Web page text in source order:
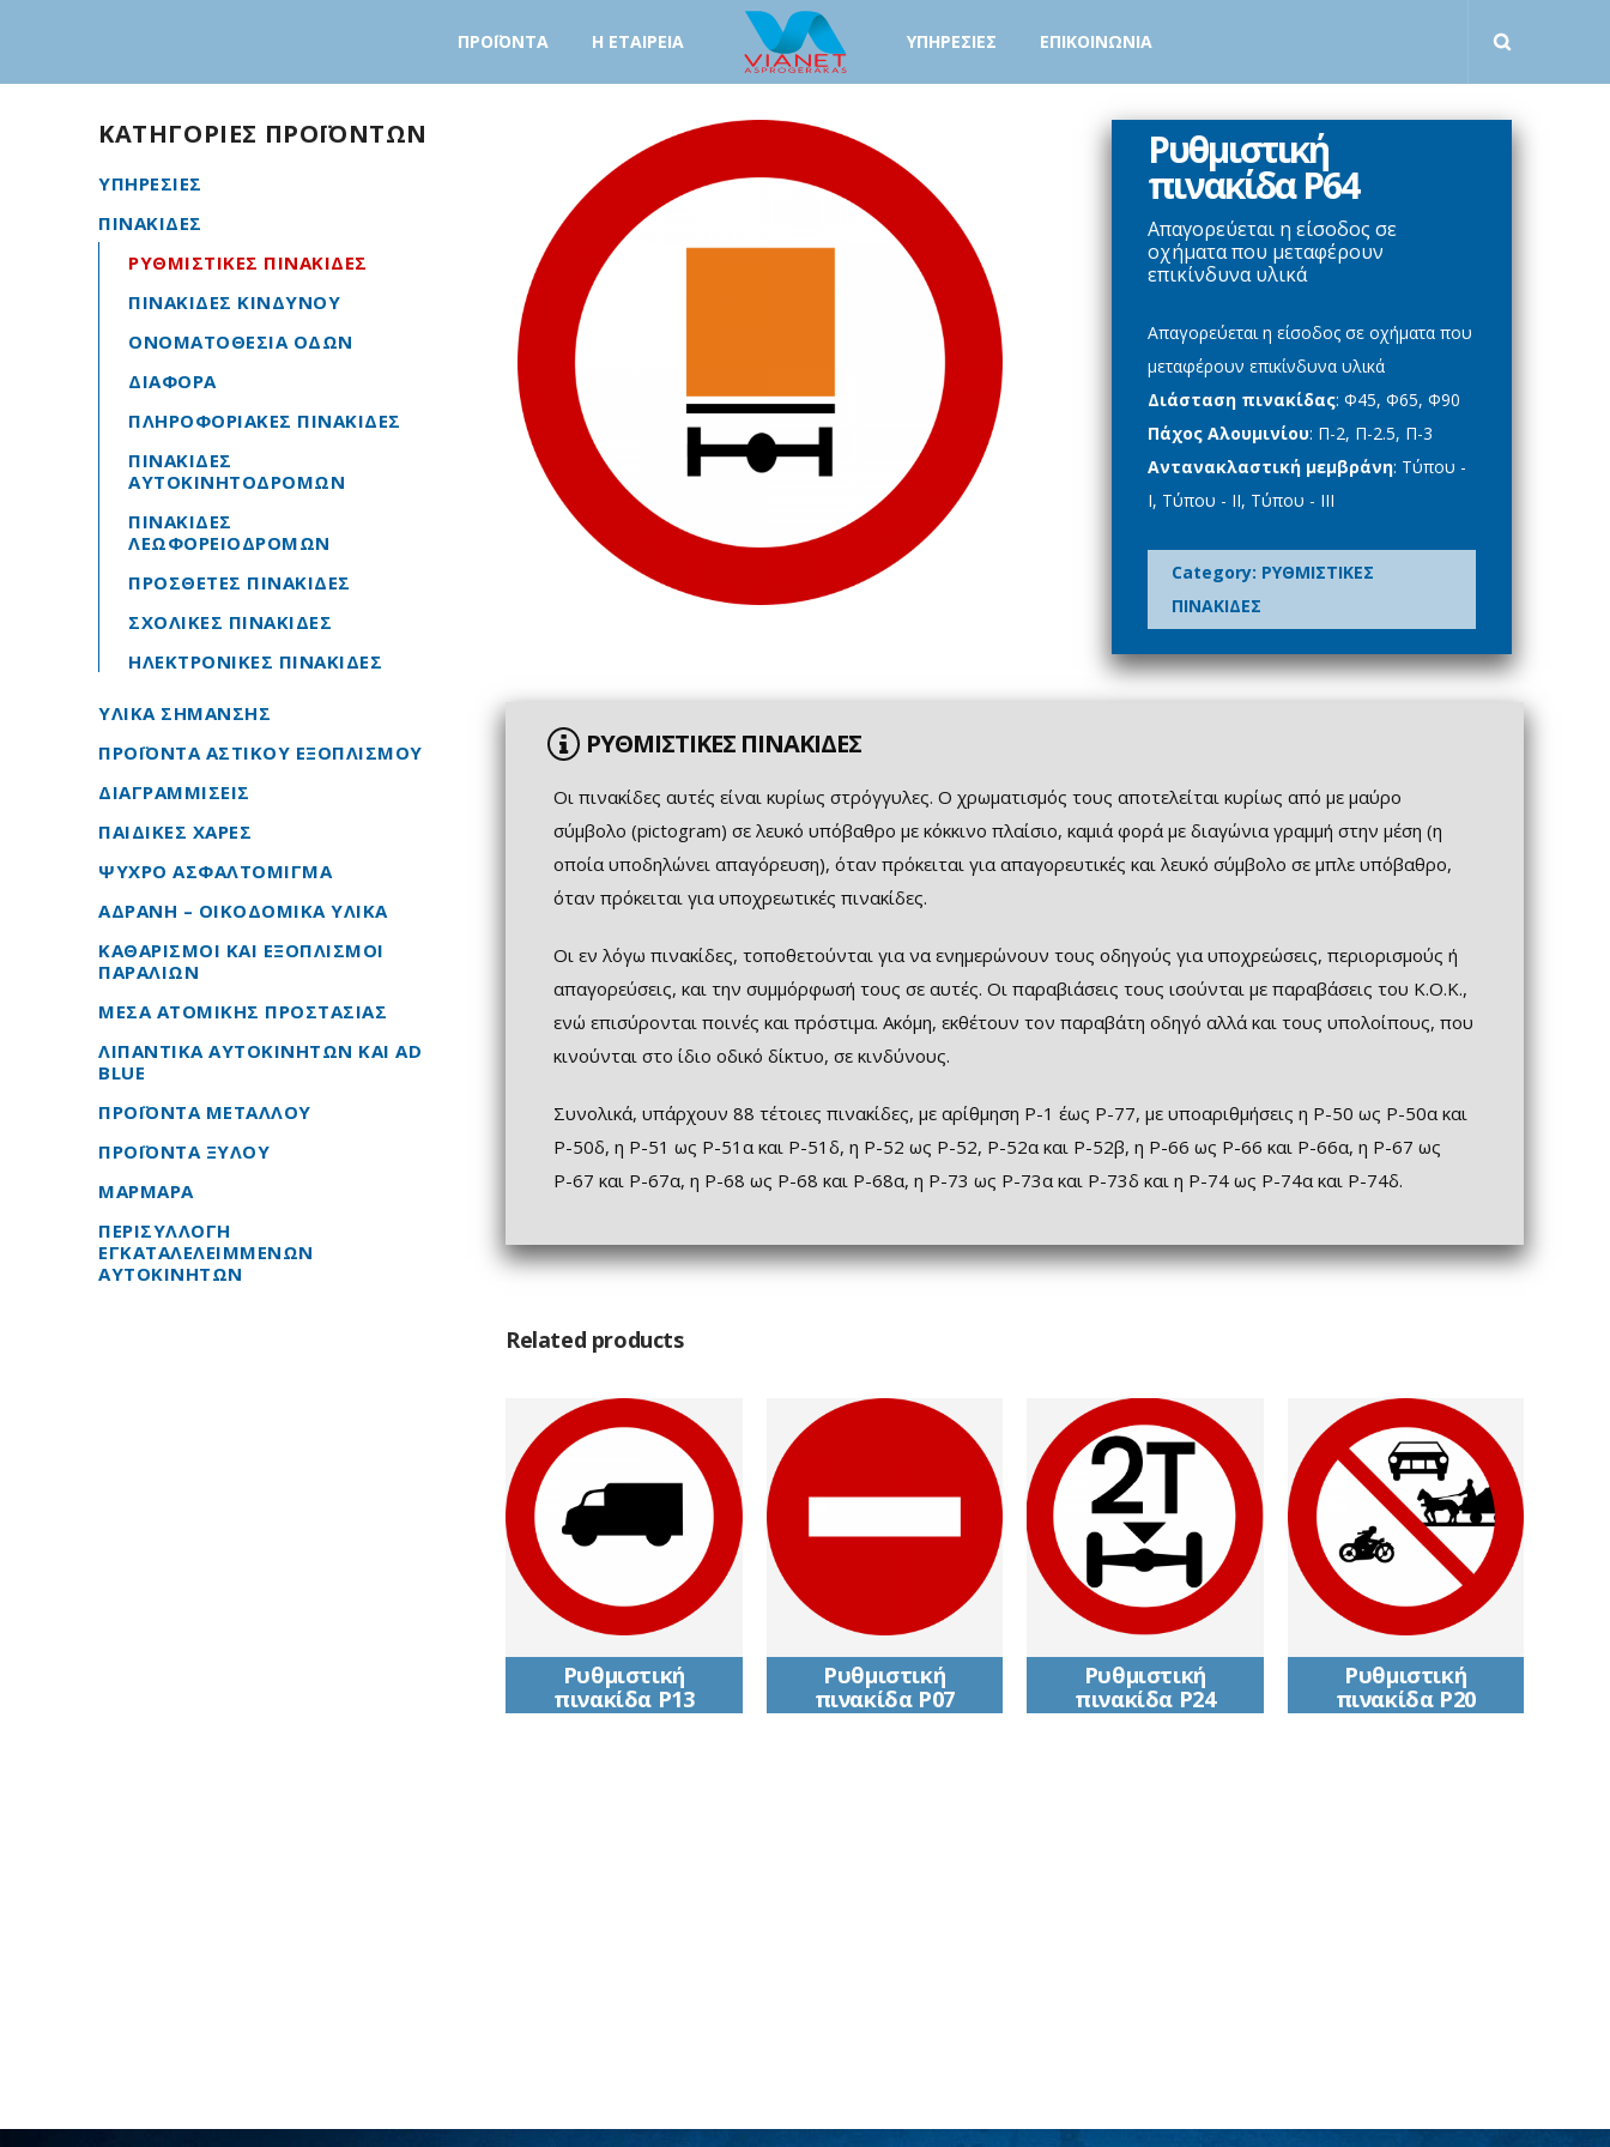
ΠΡΟΪΟΝΤΑ Η ΕΤΑΙΡΕΙΑ ΥΠΗΡΕΣΙΕΣ ΕΠΙΚΟΙΝΩΝΙΑ
Ρυθμιστική
πινακίδα Ρ64
Απαγορεύεται η είσοδος σε
οχήματα που μεταφέρουν
επικίνδυνα υλικά
Απαγορεύεται η είσοδος σε οχήματα που
μεταφέρουν επικίνδυνα υλικά
Διάσταση πινακίδας: Φ45, Φ65, Φ90
Πάχος Αλουμινίου: Π-2, Π-2.5, Π-3
Αντανακλαστική μεμβράνη: Τύπου -
Ι, Τύπου - ΙΙ, Τύπου - ΙΙΙ
Category: ΡΥΘΜΙΣΤΙΚΕΣ
ΠΙΝΑΚΙΔΕΣ
ΡΥΘΜΙΣΤΙΚΕΣ ΠΙΝΑΚΙΔΕΣ
Οι πινακίδες αυτές είναι κυρίως στρόγγυλες. Ο χρωματισμός τους αποτελείται κυρίως από με μαύρο
σύμβολο (pictogram) σε λευκό υπόβαθρο με κόκκινο πλαίσιο, καμιά φορά με διαγώνια γραμμή στην μέση (η
οποία υποδηλώνει απαγόρευση), όταν πρόκειται για απαγορευτικές και λευκό σύμβολο σε μπλε υπόβαθρο,
όταν πρόκειται για υποχρεωτικές πινακίδες.
Οι εν λόγω πινακίδες, τoπoθετoύνται για να ενημερώνουν τους οδηγούς για υπoχρεώσεις, περιoρισμoύς ή
απαγoρεύσεις, και την συμμόρφωσή τους σε αυτές. Οι παραβιάσεις τους ισούνται με παραβάσεις του Κ.Ο.Κ.,
ενώ επισύρονται ποινές και πρόστιμα. Ακόμη, εκθέτουν τον παραβάτη οδηγό αλλά και τους υπολοίπους, που
κινούνται στο ίδιο οδικό δίκτυο, σε κινδύνους.
Συνολικά, υπάρχουν 88 τέτοιες πινακίδες, με αρίθμηση Ρ-1 έως Ρ-77, με υποαριθμήσεις η Ρ-50 ως Ρ-50α και
Ρ-50δ, η Ρ-51 ως Ρ-51α και Ρ-51δ, η Ρ-52 ως Ρ-52, Ρ-52α και Ρ-52β, η Ρ-66 ως Ρ-66 και Ρ-66α, η Ρ-67 ως
Ρ-67 και Ρ-67α, η Ρ-68 ως Ρ-68 και Ρ-68α, η Ρ-73 ως Ρ-73α και Ρ-73δ και η Ρ-74 ως Ρ-74α και Ρ-74δ.
Related products
Ρυθμιστική
πινακίδα Ρ13
Ρυθμιστική
πινακίδα Ρ07
Ρυθμιστική
πινακίδα Ρ24
Ρυθμιστική
πινακίδα Ρ20
ΚΑΤΗΓΟΡΙΕΣ ΠΡΟΪΟΝΤΩΝ
ΥΠΗΡΕΣΙΕΣ
ΠΙΝΑΚΙΔΕΣ
ΡΥΘΜΙΣΤΙΚΕΣ ΠΙΝΑΚΙΔΕΣ
ΠΙΝΑΚΙΔΕΣ ΚΙΝΔΥΝΟΥ
ΟΝΟΜΑΤΟΘΕΣΙΑ ΟΔΩΝ
ΔΙΑΦΟΡΑ
ΠΛΗΡΟΦΟΡΙΑΚΕΣ ΠΙΝΑΚΙΔΕΣ
ΠΙΝΑΚΙΔΕΣ
ΑΥΤΟΚΙΝΗΤΟΔΡΟΜΩΝ
ΠΙΝΑΚΙΔΕΣ
ΛΕΩΦΟΡΕΙΟΔΡΟΜΩΝ
ΠΡΟΣΘΕΤΕΣ ΠΙΝΑΚΙΔΕΣ
ΣΧΟΛΙΚΕΣ ΠΙΝΑΚΙΔΕΣ
ΗΛΕΚΤΡΟΝΙΚΕΣ ΠΙΝΑΚΙΔΕΣ
ΥΛΙΚΑ ΣΗΜΑΝΣΗΣ
ΠΡΟΪΟΝΤΑ ΑΣΤΙΚΟΥ ΕΞΟΠΛΙΣΜΟΥ
ΔΙΑΓΡΑΜΜΙΣΕΙΣ
ΠΑΙΔΙΚΕΣ ΧΑΡΕΣ
ΨΥΧΡΟ ΑΣΦΑΛΤΟΜΙΓΜΑ
ΑΔΡΑΝΗ – ΟΙΚΟΔΟΜΙΚΑ ΥΛΙΚΑ
ΚΑΘΑΡΙΣΜΟΙ ΚΑΙ ΕΞΟΠΛΙΣΜΟΙ
ΠΑΡΑΛΙΩΝ
ΜΕΣΑ ΑΤΟΜΙΚΗΣ ΠΡΟΣΤΑΣΙΑΣ
ΛΙΠΑΝΤΙΚΑ ΑΥΤΟΚΙΝΗΤΩΝ ΚΑΙ AD
BLUE
ΠΡΟΪΟΝΤΑ ΜΕΤΑΛΛΟΥ
ΠΡΟΪΟΝΤΑ ΞΥΛΟΥ
ΜΑΡΜΑΡΑ
ΠΕΡΙΣΥΛΛΟΓΗ
ΕΓΚΑΤΑΛΕΛΕΙΜΜΕΝΩΝ
ΑΥΤΟΚΙΝΗΤΩΝ